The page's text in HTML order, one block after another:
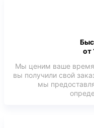
от
Мы ценим ваше время
вы получили свой
мы